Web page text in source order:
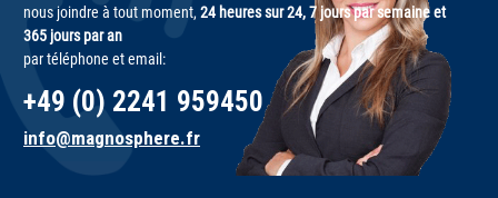
nous joindre à tout moment,24 heures sur 24, 7 jours par semaine et
365 jours par an
par téléphone et email:
+49 (0) 2241 959450
info@magnosphere.fr